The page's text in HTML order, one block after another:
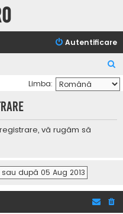
Autentificare
ă
u
Limba:
vă rugăm să